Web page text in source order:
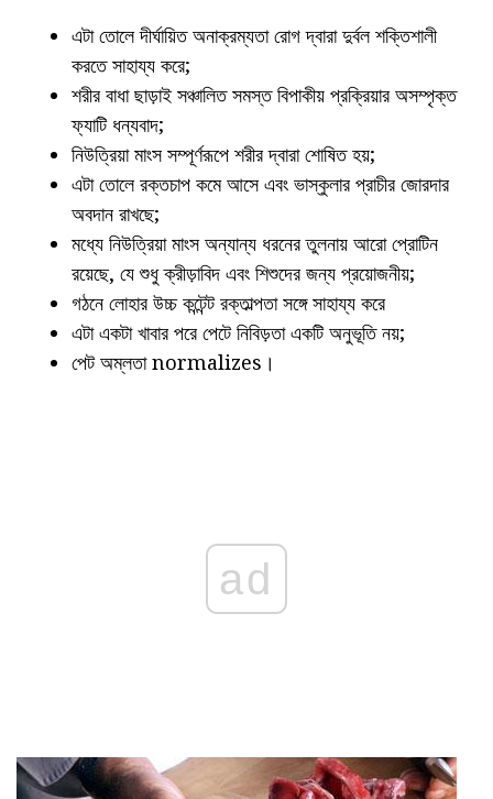
এটা তোলে দীর্ঘায়িত অনাক্রম্যতা রোগ দ্বারা দুর্বল শক্তিশালী
করতে সাহায্য করে;
শরীর বাধা ছাড়াই সঞ্চালিত সমস্ত বিপাকীয় প্রক্রিয়ার অসম্পৃক্ত
ফ্যাটি ধন্যবাদ;
নিউত্রিয়া মাংস সম্পূর্ণরূপে শরীর দ্বারা শোষিত হয়;
এটা তোলে রক্তচাপ কমে আসে এবং ভাস্কুলার প্রাচীর জোরদার
অবদান রাখছে;
মধ্যে নিউত্রিয়া মাংস অন্যান্য ধরনের তুলনায় আরো প্রোটিন
রয়েছে, যে শুধু ক্রীড়াবিদ এবং শিশুদের জন্য প্রয়োজনীয়;
গঠনে লোহার উচ্চ কন্টেন্ট রক্তাল্পতা সঙ্গে সাহায্য করে
এটা একটা খাবার পরে পেটে নিবিড়তা একটি অনুভূতি নয়;
পেট অম্লতা normalizes।
ad